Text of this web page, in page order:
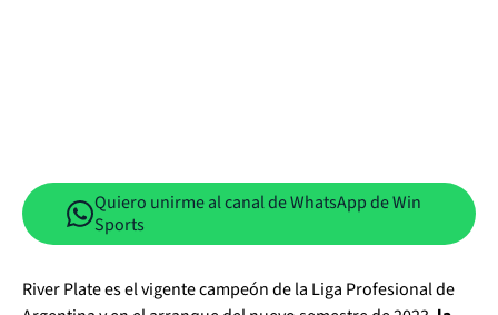
Quiero unirme al canal de WhatsApp de Win
Sports
River Plate es el vigente campeón de la Liga Profesional de